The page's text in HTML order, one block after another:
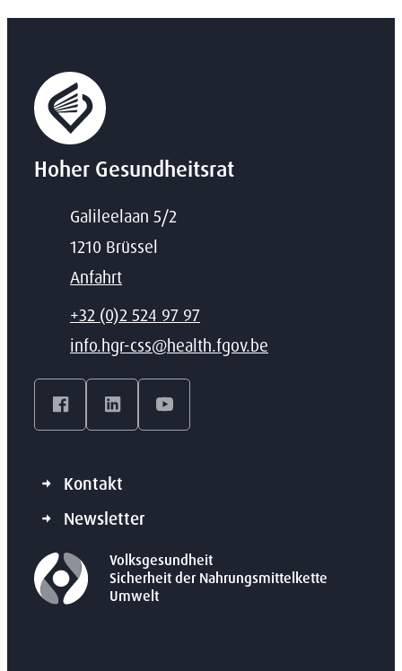
Hoher Gesundheitsrat
AdresseGalileelaan 5/2
,1210 Brüssel
Anfahrt
+32 (0)2 524 97 97
E-Mailinfo.hgr-css@health.fgov.be
FacebookLinkedInYouTube
Kontakt
Newsletter
Volksgesundheit
Sicherheit der Nahrungsmittelkette
Umwelt